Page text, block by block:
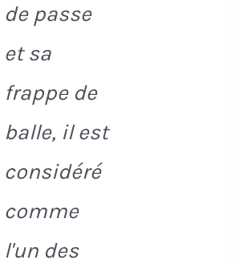
de passe
et sa
frappe de
balle, il est
considéré
comme
l'un des